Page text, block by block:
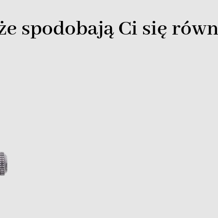
spodobają Ci się